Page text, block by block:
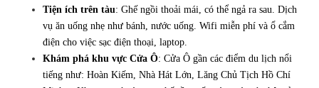
Tiện ích trên tàu: Ghế ngồi thoải mái, có thể ngả ra sau. Dịch
vụ ăn uống nhẹ như bánh, nước uống. Wifi miễn phí và ổ cắm
điện cho việc sạc điện thoại, laptop.
Khám phá khu vực Cửa Ô: Cửa Ô gần các điểm du lịch nổi
tiếng như: Hoàn Kiếm, Nhà Hát Lớn, Lăng Chủ Tịch Hồ Chí